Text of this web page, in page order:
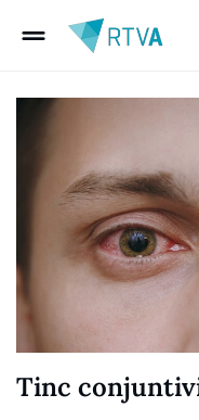
drag_handle
Tinc